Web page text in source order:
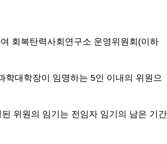
회복탄력사회연구소 운영위원회 (이하
학대학장이 임명하는 5인 이내의 위원으
위원의 임기는 전임자 임기의 남은 기간